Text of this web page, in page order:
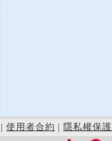
| 使用者合約 | 隱私權保護